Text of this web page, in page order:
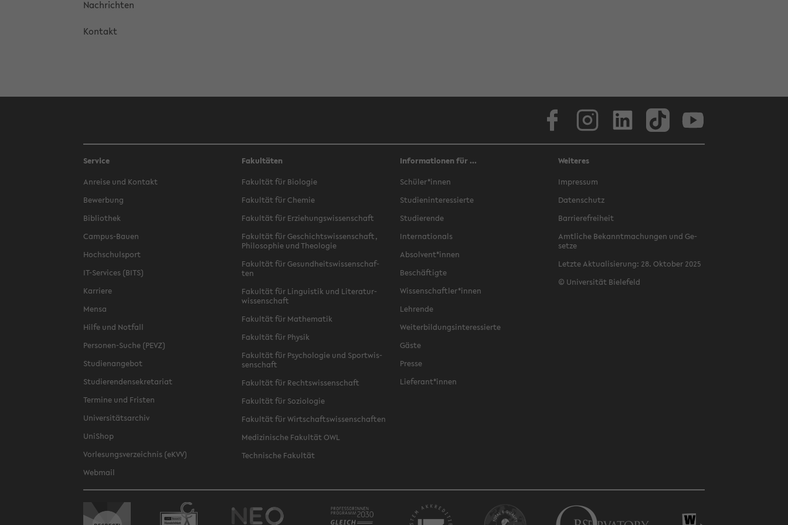
Nach­rich­ten
Kon­takt
Face­book
Service
An­rei­se und Kon­takt
Be­wer­bung
Bi­blio­thek
Campus-​Bauen
Hoch­schul­sport
IT-​Services (BITS)
Kar­rie­re
Mensa
Hilfe und Not­fall
Personen-​Suche (PEVZ)
Stu­di­en­an­ge­bot
Stu­die­ren­den­se­kre­ta­ri­at
Ter­mi­ne und Fris­ten
Uni­ver­si­täts­ar­chiv
Uni­Shop
Vor­le­sungs­ver­zeich­nis (eKVV)
Web­mail
Fakultäten
Fa­kul­tät für Bio­lo­gie
Fa­kul­tät für Che­mie
Fa­kul­tät für Er­zie­hungs­wis­sen­schaft
Fa­kul­tät für Ge­schichts­wis­sen­schaft,
Phi­lo­so­phie und Theo­lo­gie
Fa­kul­tät für Ge­sund­heits­wis­sen­schaf­
ten
Fa­kul­tät für Lin­gu­is­tik und Li­te­ra­tur­
wis­sen­schaft
Fa­kul­tät für Ma­the­ma­tik
Fa­kul­tät für Phy­sik
Fa­kul­tät für Psy­cho­lo­gie und Sport­wis­
sen­schaft
Fa­kul­tät für Rechts­wis­sen­schaft
Fa­kul­tät für So­zio­lo­gie
Fa­kul­tät für Wirt­schafts­wis­sen­schaf­ten
Me­di­zi­ni­sche Fa­kul­tät OWL
Tech­ni­sche Fa­kul­tät
Informationen für ...
Schü­ler*innen
Stu­di­en­in­ter­es­sier­te
Stu­die­ren­de
In­ter­na­tio­nals
Ab­sol­vent*innen
Be­schäf­tig­te
Wis­sen­schaft­ler*innen
Leh­ren­de
Wei­ter­bil­dungs­in­ter­es­sier­te
Gäste
Pres­se
Lie­fe­rant*innen
Weiteres
Im­pres­sum
Da­ten­schutz
Bar­rie­re­frei­heit
Amt­li­che Be­kannt­ma­chun­gen und Ge­
set­ze
Letz­te Ak­tua­li­sie­rung: 28. Ok­to­ber 2025
© Uni­ver­si­tät Bie­le­feld